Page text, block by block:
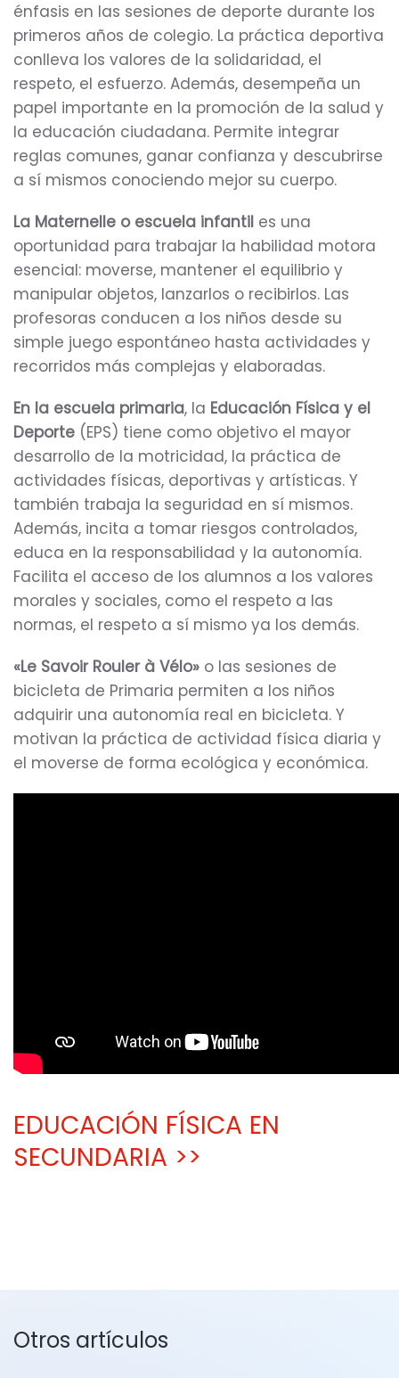
énfasis en las sesiones de deporte durante los
primeros años de colegio. La práctica deportiva
conlleva los valores de la solidaridad, el
respeto, el esfuerzo. Además, desempeña un
papel importante en la promoción de la salud y
la educación ciudadana. Permite integrar
reglas comunes, ganar confianza y descubrirse
a sí mismos conociendo mejor su cuerpo.
La Maternelle o escuela infantil es una
oportunidad para trabajar la habilidad motora
esencial: moverse, mantener el equilibrio y
manipular objetos, lanzarlos o recibirlos. Las
profesoras conducen a los niños desde su
simple juego espontáneo hasta actividades y
recorridos más complejas y elaboradas.
En la escuela primaria, la Educación Física y el
Deporte (EPS) tiene como objetivo el mayor
desarrollo de la motricidad, la práctica de
actividades físicas, deportivas y artísticas. Y
también trabaja la seguridad en sí mismos.
Además, incita a tomar riesgos controlados,
educa en la responsabilidad y la autonomía.
Facilita el acceso de los alumnos a los valores
morales y sociales, como el respeto a las
normas, el respeto a sí mismo ya los demás.
«Le Savoir Rouler à Vélo» o las sesiones de
bicicleta de Primaria permiten a los niños
adquirir una autonomía real en bicicleta. Y
motivan la práctica de actividad física diaria y
el moverse de forma ecológica y económica.
EDUCACIÓN FÍSICA EN
SECUNDARIA >>
Otros artículos